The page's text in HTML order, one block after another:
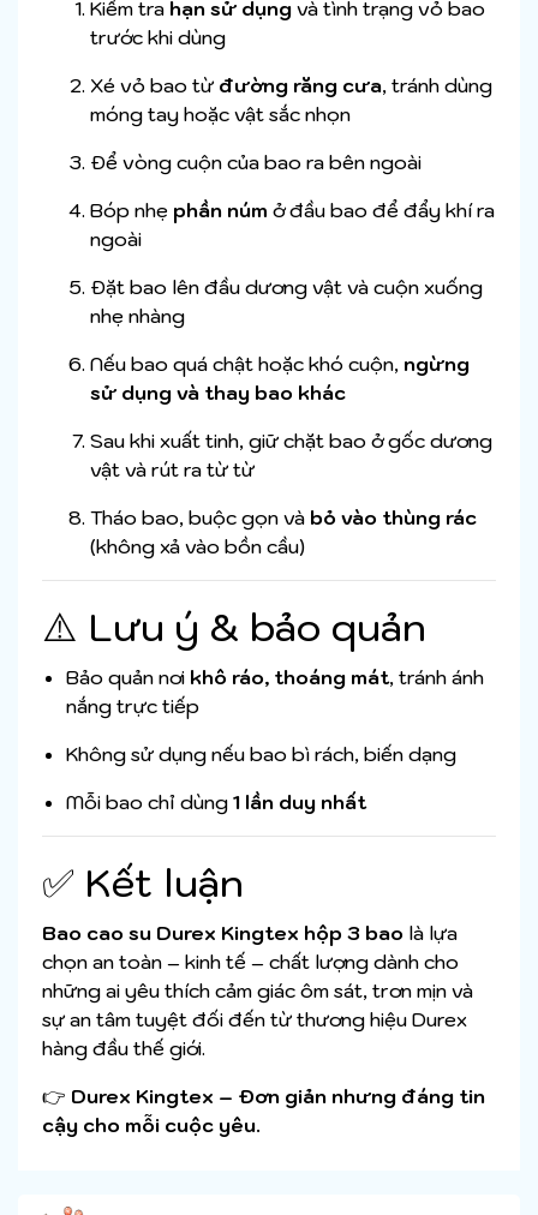
Kiểm tra hạn sử dụng và tình trạng vỏ bao
trước khi dùng
Xé vỏ bao từ đường răng cưa, tránh dùng
móng tay hoặc vật sắc nhọn
Để vòng cuộn của bao ra bên ngoài
Bóp nhẹ phần núm ở đầu bao để đẩy khí ra
ngoài
Đặt bao lên đầu dương vật và cuộn xuống
nhẹ nhàng
Nếu bao quá chật hoặc khó cuộn, ngừng
sử dụng và thay bao khác
Sau khi xuất tinh, giữ chặt bao ở gốc dương
vật và rút ra từ từ
Tháo bao, buộc gọn và bỏ vào thùng rác
(không xả vào bồn cầu)
⚠️ Lưu ý & bảo quản
Bảo quản nơi khô ráo, thoáng mát, tránh ánh
nắng trực tiếp
Không sử dụng nếu bao bì rách, biến dạng
Mỗi bao chỉ dùng 1 lần duy nhất
✅ Kết luận
Bao cao su Durex Kingtex hộp 3 bao là lựa
chọn an toàn – kinh tế – chất lượng dành cho
những ai yêu thích cảm giác ôm sát, trơn mịn và
sự an tâm tuyệt đối đến từ thương hiệu Durex
hàng đầu thế giới.
👉 Durex Kingtex – Đơn giản nhưng đáng tin
cậy cho mỗi cuộc yêu.